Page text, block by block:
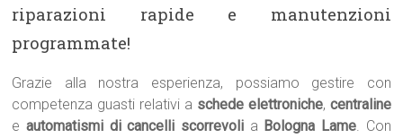
riparazioni rapide e manutenzioni
programmate!
Grazie alla nostra esperienza, possiamo gestire con
competenza guasti relativi a schede elettroniche, centraline
eautomatismi di cancelli scorrevoli a Bologna Lame. Con